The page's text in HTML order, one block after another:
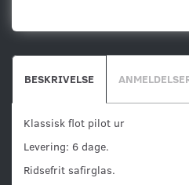
BESKRIVELSE
Klassisk flot pilot ur
Levering: 6 dage.
Ridsefrit safirglas.